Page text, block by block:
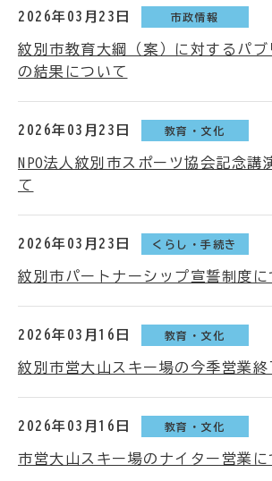
2026年03月23日 市政情報
紋別市教育大綱（案）に対するパブ
の結果について
2026年03月23日 教育・文化
NPO法人紋別市スポーツ協会記念講
て
2026年03月23日 くらし・手続き
紋別市パートナーシップ宣誓制度に
2026年03月16日 教育・文化
紋別市営大山スキー場の今季営業終
2026年03月16日 教育・文化
市営大山スキー場のナイター営業に